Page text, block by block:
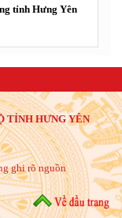
tỉnh Hưng Yên
TỈNH HƯNG YÊN
ghi rõ nguồn